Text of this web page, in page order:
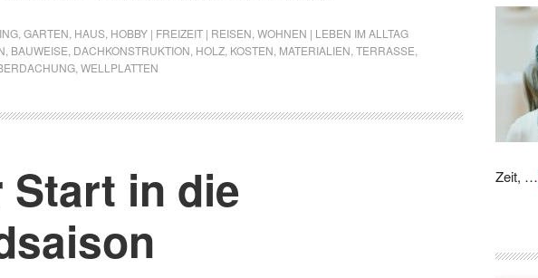
GARTEN HAUS HOBBY | FREIZEIT | REISEN WOHNEN | LEBEN IM ALLTAG
BAUWEISE DACHKONSTRUKTION HOLZ KOSTEN MATERIALIEN TERRASSE
WELLPLATTEN
Start in die
Zeit, …